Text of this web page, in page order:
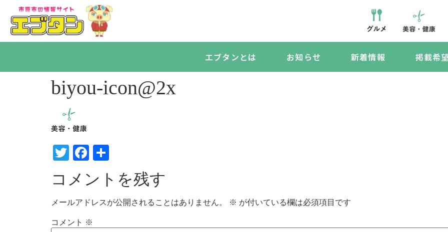
エブタンとは お知らせ 新着情報 掲載希
biyou-icon@2x
TwitterFacebook
有
コメントを残す
メールアドレスが公開されることはありません。 ※ が付いている欄は必須項目です
コメント ※